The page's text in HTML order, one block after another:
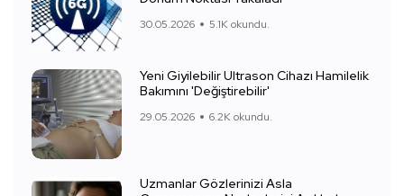
30.05.2026 5.1K okundu.
Yeni Giyilebilir Ultrason Cihazı Hamilelik
Bakımını 'Değiştirebilir'
29.05.2026 6.2K okundu.
Uzmanlar Gözlerinizi Asla